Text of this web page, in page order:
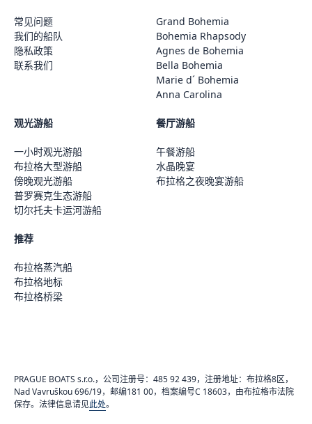
常见问题
我们的船队
隐私政策
联系我们
Grand Bohemia
Bohemia Rhapsody
Agnes de Bohemia
Bella Bohemia
Marie d´ Bohemia
Anna Carolina
观光游船
一小时观光游船
布拉格大型游船
傍晚观光游船
普罗赛克生态游船
切尔托夫卡运河游船
餐厅游船
午餐游船
水晶晚宴
布拉格之夜晚宴游船
推荐
布拉格蒸汽船
布拉格地标
布拉格桥梁
PRAGUE BOATS s.r.o.，公司注册号：485 92 439，注册地址：布拉格8区，
Nad Vavruškou 696/19，邮编181 00，档案编号C 18603，由布拉格市法院
保存。法律信息请见此处。